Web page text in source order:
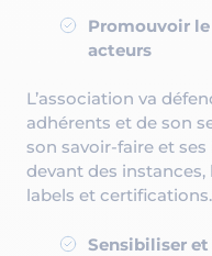
Promouvoir
acteurs
L’association va
adhérents et de son
son savoir-faire et
devant des instances,
labels et certifications.
Sensibiliser